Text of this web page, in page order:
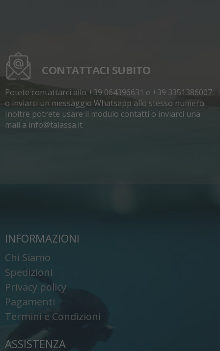
CONTATTACI SUBITO
Potete contattarci allo +39 064396631 e +39 3351386007
o inviarci un messaggio Whatsapp allo stesso numero.
Inoltre potrete usare il modulo contatti o inviarci una
mail a info@talassa.it
INFORMAZIONI
Chi Siamo
Spedizioni
Privacy policy
Pagamenti
Termini e Condizioni
ASSISTENZA